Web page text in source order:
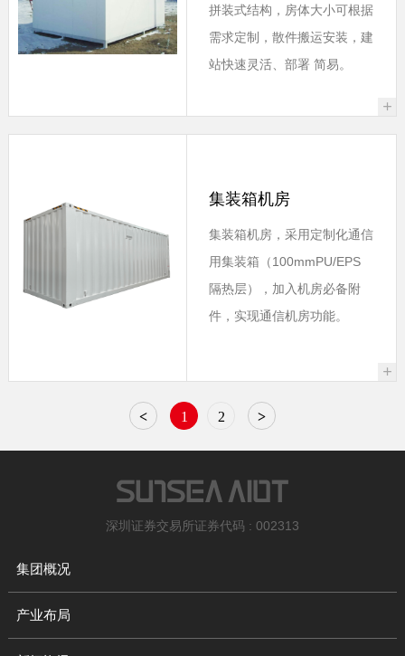
拼装式结构，房体大小可根据
需求定制，散件搬运安装，建
站快速灵活、部署 简易。
+
集装箱机房
集装箱机房，采用定制化通信
用集装箱（100mmPU/EPS
隔热层），加入机房必备附
件，实现通信机房功能。
+
< 1 2 >
深圳证券交易所证券代码 : 002313
集团概况
产业布局